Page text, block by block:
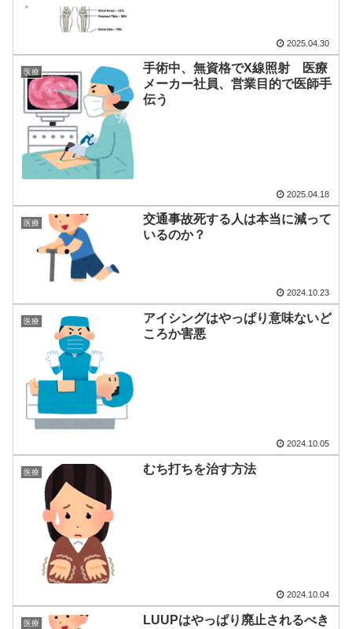
2025.04.30
医療
手術中、無資格でX線照射 医療
メーカー社員、営業目的で医師手
伝う
2025.04.18
医療
交通事故死する人は本当に減って
いるのか？
2024.10.23
医療
アイシングはやっぱり意味ないど
ころか害悪
2024.10.05
医療 むち打ちを治す方法
2024.10.04
医療 LUUPはやっぱり廃止されるべき